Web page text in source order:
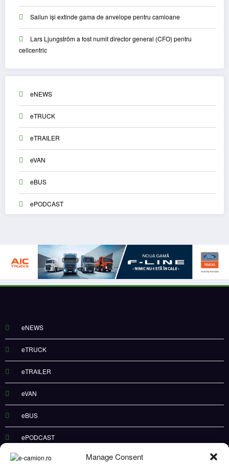
Manage Consent
Sailun își extinde gama de anvelope pentru camioane
Lars Ljungström a fost numit director general (CFO) pentru
cellcentric
eNEWS
eTRUCK
eTRAILER
eVAN
eBUS
ePODCAST
eNEWS
eTRUCK
eTRAILER
eVAN
eBUS
ePODCAST